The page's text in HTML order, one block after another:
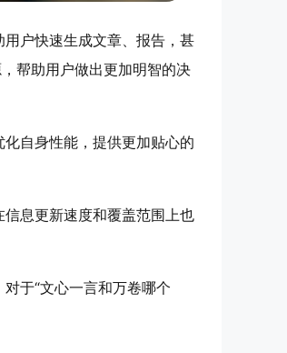
户快速生成文章、报告，甚
帮助用户做出更加明智的决
自身性能，提供更加贴心的
息更新速度和覆盖范围上也
于“文心一言和万卷哪个